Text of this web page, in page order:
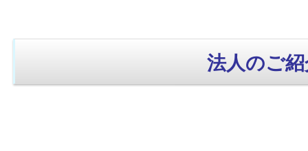
法人のご